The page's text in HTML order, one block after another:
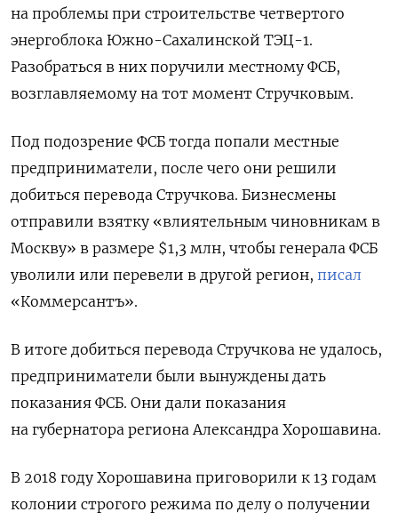
на проблемы при строительстве четвертого
энергоблока Южно-Сахалинской ТЭЦ-1.
Разобраться в них поручили местному ФСБ,
возглавляемому на тот момент Стручковым.
Под подозрение ФСБ тогда попали местные
предприниматели, после чего они решили
добиться перевода Стручкова. Бизнесмены
отправили взятку «влиятельным чиновникам в
Москву» в размере $1,3 млн, чтобы генерала ФСБ
уволили или перевели в другой регион, писал
«Коммерсантъ».
В итоге добиться перевода Стручкова не удалось,
предприниматели были вынуждены дать
показания ФСБ. Они дали показания
на губернатора региона Александра Хорошавина.
В 2018 году Хорошавина приговорили к 13 годам
колонии строгого режима по делу о получении